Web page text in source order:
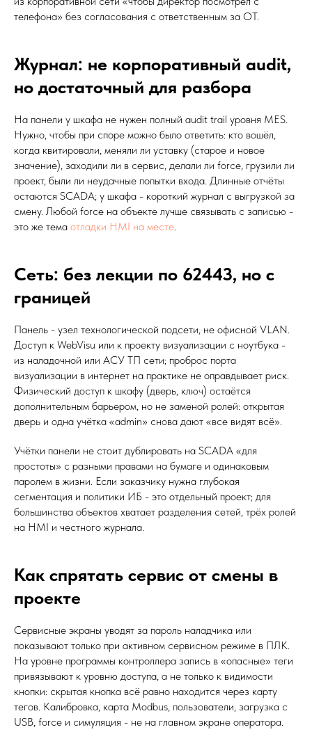
телефона» без согласования с ответственным за OT.
Журнал: не корпоративный audit,
но достаточный для разбора
На панели у шкафа не нужен полный audit trail уровня MES.
Нужно, чтобы при споре можно было ответить: кто вошёл,
когда квитировали, меняли ли уставку (старое и новое
значение), заходили ли в сервис, делали ли force, грузили ли
проект, были ли неудачные попытки входа. Длинные отчёты
остаются SCADA; у шкафа - короткий журнал с выгрузкой за
смену. Любой force на объекте лучше связывать с записью -
это же тема отладки HMI на месте.
Сеть: без лекции по 62443, но с
границей
Панель - узел технологической подсети, не офисной VLAN.
Доступ к WebVisu или к проекту визуализации с ноутбука -
из наладочной или АСУ ТП сети; проброс порта
визуализации в интернет на практике не оправдывает риск.
Физический доступ к шкафу (дверь, ключ) остаётся
дополнительным барьером, но не заменой ролей: открытая
дверь и одна учётка «admin» снова дают «все видят всё».
Учётки панели не стоит дублировать на SCADA «для
простоты» с разными правами на бумаге и одинаковым
паролем в жизни. Если заказчику нужна глубокая
сегментация и политики ИБ - это отдельный проект; для
большинства объектов хватает разделения сетей, трёх ролей
на HMI и честного журнала.
Как спрятать сервис от смены в
проекте
Сервисные экраны уводят за пароль наладчика или
показывают только при активном сервисном режиме в ПЛК.
На уровне программы контроллера запись в «опасные» теги
привязывают к уровню доступа, а не только к видимости
кнопки: скрытая кнопка всё равно находится через карту
тегов. Калибровка, карта Modbus, пользователи, загрузка с
USB, force и симуляция - не на главном экране оператора.